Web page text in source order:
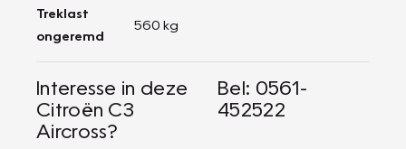
Treklast
ongeremd
560 kg
Interesse in deze
Citroën C3
Aircross?
Bel: 0561-
452522